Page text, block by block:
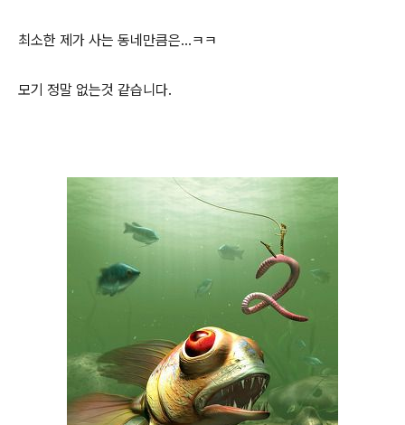
최소한 제가 사는 동네만큼은...ㅋㅋ
모기 정말 없는것 같습니다.